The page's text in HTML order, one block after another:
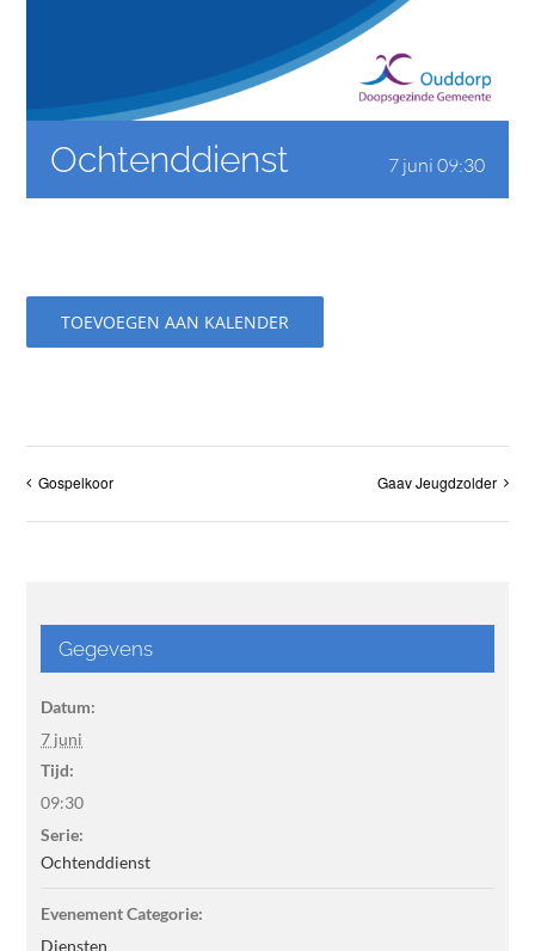
Ochtenddienst 7 juni 09:30
TOEVOEGEN AAN KALENDER
Gospelkoor Gaav Jeugdzolder
Gegevens
Datum:
7 juni
Tijd:
09:30
Serie:
Ochtenddienst
Evenement Categorie:
Diensten